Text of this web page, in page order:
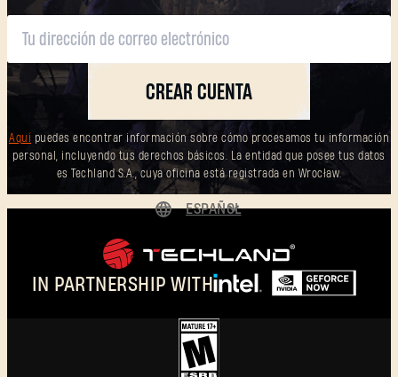
CREAR CUENTA
Aquí puedes encontrar información sobre cómo procesamos tu información
personal, incluyendo tus derechos básicos. La entidad que posee tus datos
es Techland S.A., cuya oficina está registrada en Wrocław.
IN PARTNERSHIP WITH
ESPAÑOL
POLSKI
简体中文